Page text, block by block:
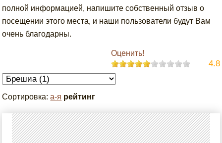
полной информацией, напишите собственный отзыв о
посещении этого места, и наши пользователи будут Вам
очень благодарны.
Оценить!
4.8
Сортировка:а-я рейтинг